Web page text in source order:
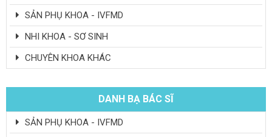
SẢN PHỤ KHOA - IVFMD
NHI KHOA - SƠ SINH
CHUYÊN KHOA KHÁC
DANH BẠ BÁC SĨ
SẢN PHỤ KHOA - IVFMD